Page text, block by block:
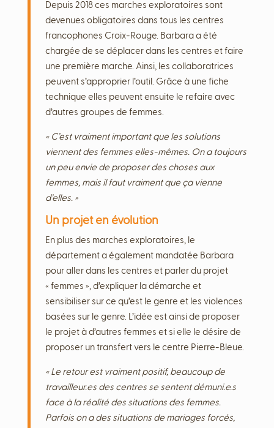
Depuis 2018 ces marches exploratoires sont
devenues obligatoires dans tous les centres
francophones Croix-Rouge. Barbara a été
chargée de se déplacer dans les centres et faire
une première marche. Ainsi, les collaboratrices
peuvent s’approprier l’outil. Grâce à une fiche
technique elles peuvent ensuite le refaire avec
d’autres groupes de femmes.
« C’est vraiment important que les solutions
viennent des femmes elles-mêmes. On a toujours
un peu envie de proposer des choses aux
femmes, mais il faut vraiment que ça vienne
d’elles. »
Un projet en évolution
En plus des marches exploratoires, le
département a également mandatée Barbara
pour aller dans les centres et parler du projet
« femmes », d’expliquer la démarche et
sensibiliser sur ce qu’est le genre et les violences
basées sur le genre. L’idée est ainsi de proposer
le projet à d’autres femmes et si elle le désire de
proposer un transfert vers le centre Pierre-Bleue.
« Le retour est vraiment positif, beaucoup de
travailleur.es des centres se sentent démuni.e.s
face à la réalité des situations des femmes.
Parfois on a des situations de mariages forcés,